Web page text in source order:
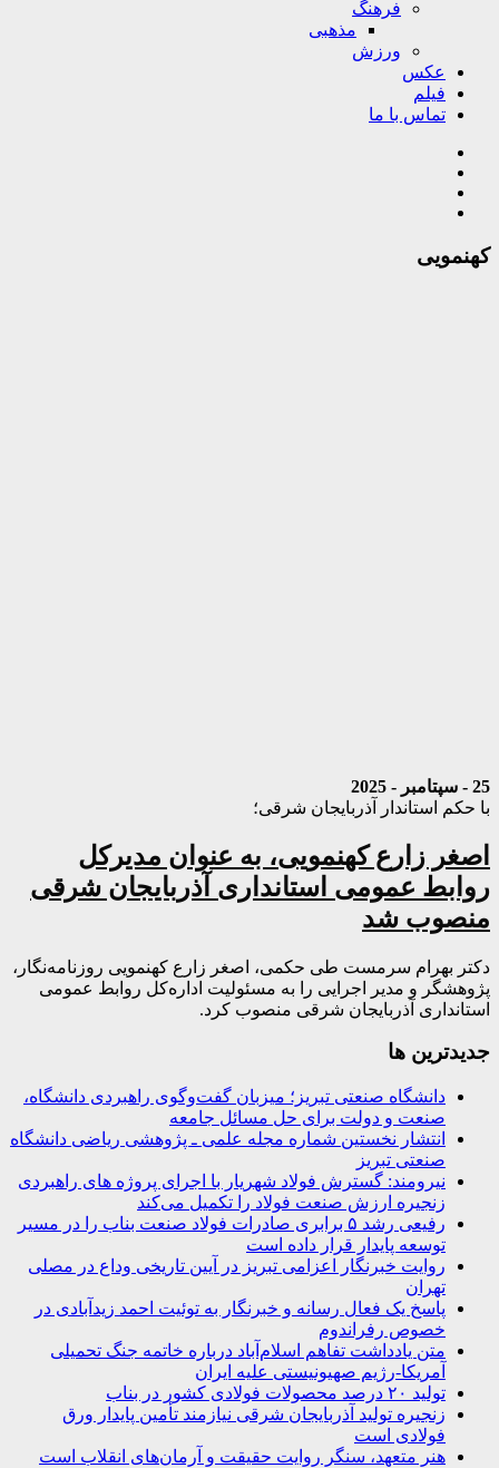
فرهنگ
مذهبی
ورزش
عکس
فیلم
تماس با ما
کهنمویی
25 - سپتامبر - 2025
با حکم استاندار آذربایجان شرقی؛
اصغر زارع کهنمویی، به عنوان مدیرکل
روابط عمومی استانداری آذربایجان شرقی
منصوب شد
دکتر بهرام سرمست طی حکمی، اصغر زارع کهنمویی روزنامه‌نگار،
پژوهشگر و مدیر اجرایی را به مسئولیت اداره‌کل روابط عمومی
استانداری آذربایجان شرقی منصوب کرد.
جديدترين ها
دانشگاه صنعتی تبریز؛ میزبان گفت‌وگوی راهبردی دانشگاه،
صنعت و دولت برای حل مسائل جامعه
انتشار نخستین شماره مجله علمی ـ پژوهشی ریاضی دانشگاه
صنعتی تبریز
نیرومند: گسترش فولاد شهریار با اجرای پروژه های راهبردی
زنجیره ارزش صنعت فولاد را تکمیل می‌کند
رفیعی رشد ۵ برابری صادرات فولاد صنعت بناب را در مسیر
توسعه پایدار قرار داده است
روایت خبرنگار اعزامی تبریز در آیین تاریخی وداع در مصلی
تهران
پاسخ یک فعال رسانه و خبرنگار به توئیت احمد زیدآبادی در
خصوص رفراندوم
متن یادداشت تفاهم اسلام‌آباد درباره خاتمه جنگ تحمیلی
آمریکا-رژیم صهیونیستی علیه ایران
تولید ۲۰ درصد محصولات فولادی کشور در بناب
زنجیره تولید آذربایجان شرقی نیازمند تأمین پایدار ورق
فولادی است
هنر متعهد، سنگر روایت حقیقت و آرمان‌های انقلاب است